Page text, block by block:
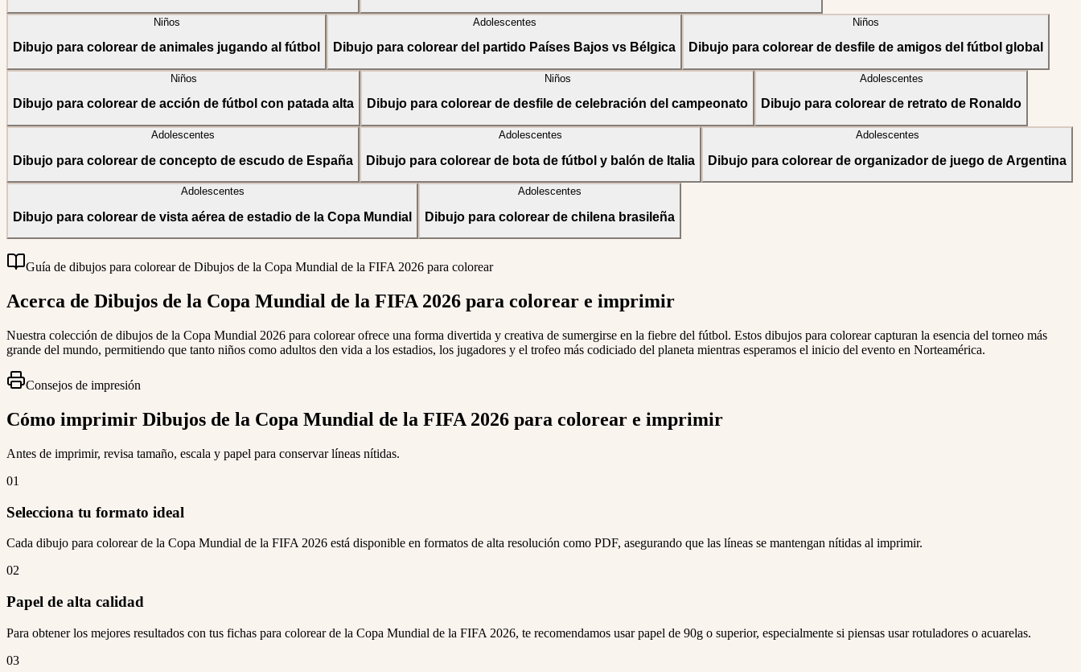
Niños
Dibujo para colorear de animales jugando al fútbol
Adolescentes
Dibujo para colorear del partido Países Bajos vs Bélgica
Niños
Dibujo para colorear de desfile de amigos del fútbol global
Niños
Dibujo para colorear de acción de fútbol con patada alta
Niños
Dibujo para colorear de desfile de celebración del campeonato
Adolescentes
Dibujo para colorear de retrato de Ronaldo
Adolescentes
Dibujo para colorear de concepto de escudo de España
Adolescentes
Dibujo para colorear de bota de fútbol y balón de Italia
Adolescentes
Dibujo para colorear de organizador de juego de Argentina
Adolescentes
Dibujo para colorear de vista aérea de estadio de la Copa Mundial
Adolescentes
Dibujo para colorear de chilena brasileña
Guía de dibujos para colorear de Dibujos de la Copa Mundial de la FIFA 2026 para colorear
Acerca de Dibujos de la Copa Mundial de la FIFA 2026 para colorear e imprimir
Nuestra colección de dibujos de la Copa Mundial 2026 para colorear ofrece una forma divertida y creativa de sumergirse en la fiebre del fútbol. Estos dibujos para colorear capturan la esencia del torneo más
grande del mundo, permitiendo que tanto niños como adultos den vida a los estadios, los jugadores y el trofeo más codiciado del planeta mientras esperamos el inicio del evento en Norteamérica.
Consejos de impresión
Cómo imprimir Dibujos de la Copa Mundial de la FIFA 2026 para colorear e imprimir
Antes de imprimir, revisa tamaño, escala y papel para conservar líneas nítidas.
01
Selecciona tu formato ideal
Cada dibujo para colorear de la Copa Mundial de la FIFA 2026 está disponible en formatos de alta resolución como PDF, asegurando que las líneas se mantengan nítidas al imprimir.
02
Papel de alta calidad
Para obtener los mejores resultados con tus fichas para colorear de la Copa Mundial de la FIFA 2026, te recomendamos usar papel de 90g o superior, especialmente si piensas usar rotuladores o acuarelas.
03